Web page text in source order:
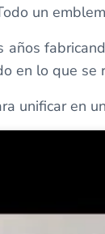
un
en lo que se
unificar en